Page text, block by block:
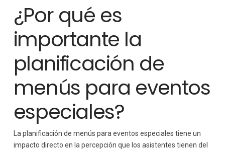
¿Por qué es
importante la
planificación de
menús para eventos
especiales?
La planificación de menús para eventos especiales tiene un
impacto directo en la percepción que los asistentes tienen del